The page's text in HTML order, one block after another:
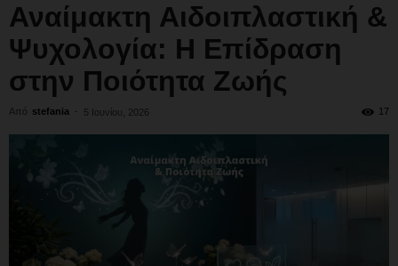
Αναίμακτη Αιδοιπλαστική &
Ψυχολογία: Η Επίδραση
στην Ποιότητα Ζωής
Από stefania - 5 Ιουνίου, 2026 17